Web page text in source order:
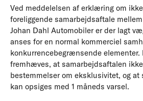
Ved meddelelsen af erklæring om
foreliggende samarbejdsaftale
Johan Dahl Automobiler er der lagt
anses for en normal kommerciel
konkurrencebegrænsende
fremhæves, at samarbejdsaftalen
bestemmelser om eksklusivitet, og at
kan opsiges med 1 måneds varsel.